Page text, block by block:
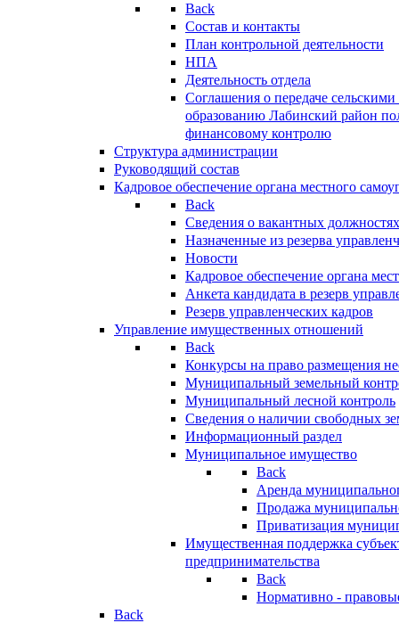
Back
Состав и контакты
План контрольной деятельности
НПА
Деятельность отдела
Соглашения о передаче
образованию Лабинский район
финансовому контролю
Структура администрации
Руководящий состав
Кадровое обеспечение органа местного
Back
Сведения о вакантных
Назначенные из резерва
Новости
Кадровое обеспечение органа
Анкета кандидата в резерв
Резерв управленческих кадров
Управление имущественных отношений
Back
Конкурсы на право размещения
Муниципальный земельный
Муниципальный лесной контроль
Сведения о наличии свободных
Информационный раздел
Муниципальное имущество
Back
Аренда
Продажа
Приватизация
Имущественная поддержка
предпринимательства
Back
Нормативно -
Back